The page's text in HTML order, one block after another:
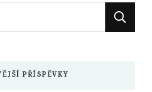
PŘÍSPĚVKY